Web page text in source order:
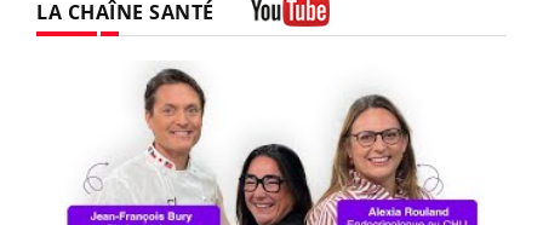
LA CHAÎNE SANTÉ